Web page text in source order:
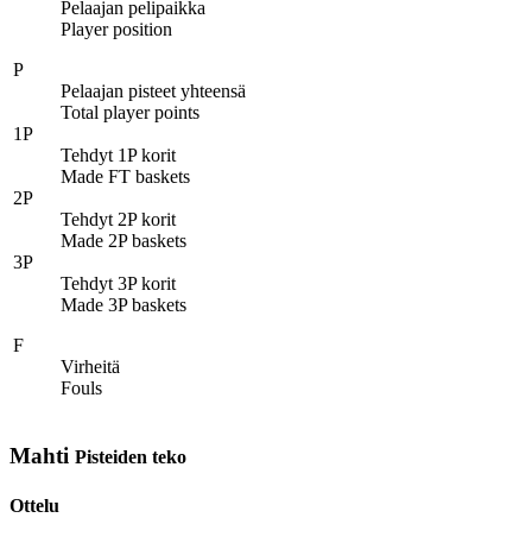
Pelaajan pelipaikka
Player position
P
Pelaajan pisteet yhteensä
Total player points
1P
Tehdyt 1P korit
Made FT baskets
2P
Tehdyt 2P korit
Made 2P baskets
3P
Tehdyt 3P korit
Made 3P baskets
F
Virheitä
Fouls
Mahti Pisteiden teko
Ottelu